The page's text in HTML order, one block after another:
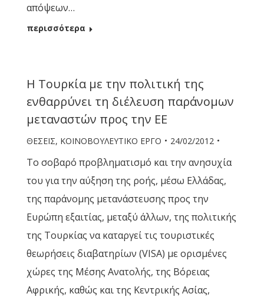
απόψεων…
περισσότερα
Η Τουρκία με την πολιτική της
ενθαρρύνει τη διέλευση παράνομων
μεταναστών προς την ΕΕ
ΘΕΣΕΙΣ, ΚΟΙΝΟΒΟΥΛΕΥΤΙΚΟ ΕΡΓΟ 24/02/2012
Το σοβαρό προβληματισμό και την ανησυχία
του για την αύξηση της ροής, μέσω Ελλάδας,
της παράνομης μετανάστευσης προς την
Ευρώπη εξαιτίας, μεταξύ άλλων, της πολιτικής
της Τουρκίας να καταργεί τις τουριστικές
θεωρήσεις διαβατηρίων (VISA) με ορισμένες
χώρες της Μέσης Ανατολής, της Βόρειας
Αφρικής, καθώς και της Κεντρικής Ασίας,